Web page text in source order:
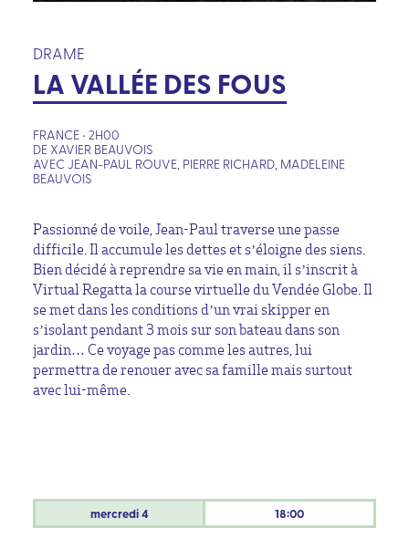
DRAME
LA VALLÉE DES FOUS
FRANCE • 2H00
DE XAVIER BEAUVOIS
AVEC JEAN-PAUL ROUVE, PIERRE RICHARD, MADELEINE
BEAUVOIS
Passionné de voile, Jean-Paul traverse une passe
difficile. Il accumule les dettes et s’éloigne des siens.
Bien décidé à reprendre sa vie en main, il s’inscrit à
Virtual Regatta la course virtuelle du Vendée Globe. Il
se met dans les conditions d’un vrai skipper en
s’isolant pendant 3 mois sur son bateau dans son
jardin… Ce voyage pas comme les autres, lui
permettra de renouer avec sa famille mais surtout
avec lui-même.
mercredi4 18:00